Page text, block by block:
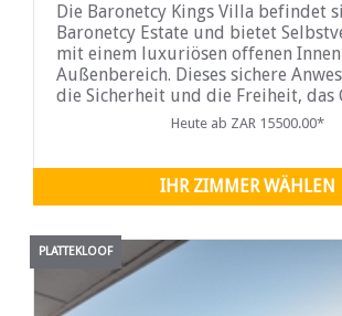
Die Baronetcy Kings Villa befindet
Baronetcy Estate und bietet
mit einem luxuriösen offenen
Außenbereich. Dieses sichere
die Sicherheit und die Freiheit, das
aller Ruhe und mit dem Komfort von
Heute ab ZAR 15500.00*
IHR ZIMMER WÄHLEN
PLATTEKLOOF